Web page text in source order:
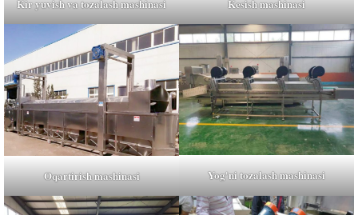
Kir yuvish va tozalash mashinasi Kesish mashinasi
Oqartirish mashinasi Yog'ni tozalash mashinasi